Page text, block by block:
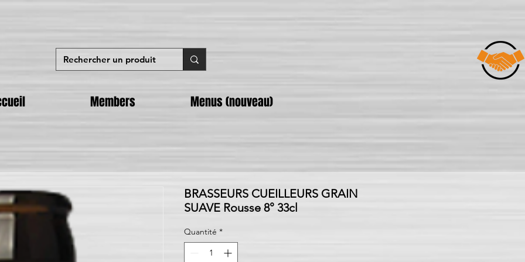
Members Menus (nouveau)
BRASSEURS CUEILLEURS GRAIN
SUAVE Rousse 8° 33cl
Quantité *